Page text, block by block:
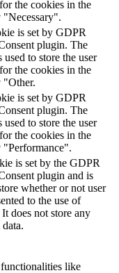
the cookies in the
"Necessary".
is set by GDPR
plugin. The
used to store the user
the cookies in the
"Other.
is set by GDPR
plugin. The
used to store the user
the cookies in the
"Performance".
is set by the GDPR
plugin and is
whether or not user
to the use of
does not store any
like